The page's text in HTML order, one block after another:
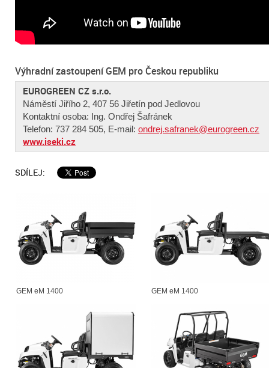
Výhradní zastoupení GEM pro Českou republiku
EUROGREEN CZ s.r.o.
Náměstí Jiřího 2, 407 56 Jiřetín pod Jedlovou
Kontaktní osoba: Ing. Ondřej Šafránek
Telefon: 737 284 505, E-mail: ondrej.safranek@eurogreen.cz
www.iseki.cz
SDÍLEJ:
GEM eM 1400 GEM eM 1400